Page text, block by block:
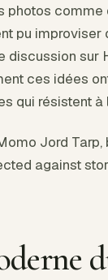
photos
pu
discussion
ces idées
qui résistent à
Jord
against